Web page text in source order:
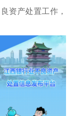
资产处置工作，